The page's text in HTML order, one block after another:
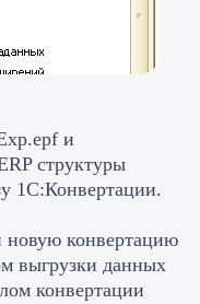
и
структуры
1С:Конвертации.
новую конвертацию
выгрузки данных
конвертации